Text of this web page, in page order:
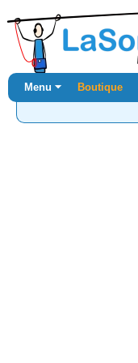
Menu ⏷ Boutique